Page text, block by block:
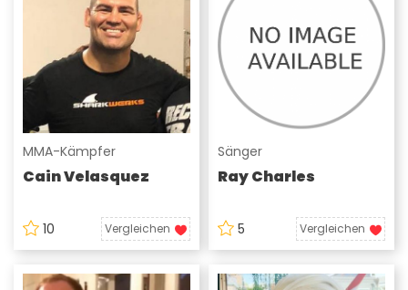
MMA-Kämpfer
Cain Velasquez
10 Vergleichen
Sänger
Ray Charles
5 Vergleichen